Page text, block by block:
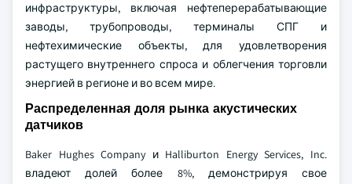
инфраструктуры, включая нефтеперерабатывающие
заводы, трубопроводы, терминалы СПГ и
нефтехимические объекты, для удовлетворения
растущего внутреннего спроса и облегчения торговли
энергией в регионе и во всем мире.
Распределенная доля рынка акустических
датчиков
Baker Hughes Company и Halliburton Energy Services, Inc.
владеют долей более 8%, демонстрируя свое